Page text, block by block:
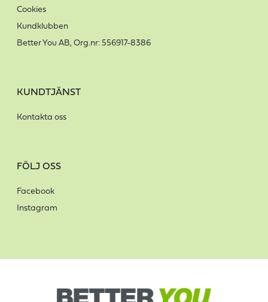
Cookies
Kundklubben
Better You AB, Org.nr: 556917-8386
KUNDTJÄNST
Kontakta oss
FÖLJ OSS
Facebook
Instagram